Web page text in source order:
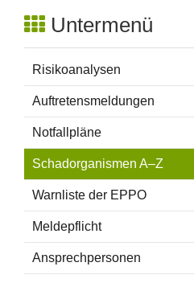
Untermenü
Risikoanalysen
Auftretensmeldungen
Notfallpläne
Schadorganismen A–Z
Warnliste der EPPO
Meldepflicht
Ansprechpersonen